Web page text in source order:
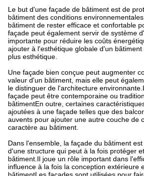
Le but d'une façade de bâtiment est de
bâtiment des conditions
bâtiment de rester efficace et confortable
façade peut également servir de système
importante pour réduire les coûts
ajouter à l'esthétique globale d'un
plus esthétique.
Une façade bien conçue peut augmenter
valeur d'un bâtiment, mais elle peut
le distinguer de l'architecture
façade peut être contemporaine ou
bâtimentEn outre, certaines
ajoutées à une façade telles que des
auvents pour ajouter une autre couche de
caractère au bâtiment.
Dans l'ensemble, la façade du bâtiment
d'une structure qui peut à la fois protéger
bâtiment.Il joue un rôle important dans
influence à la fois la conception extérieure